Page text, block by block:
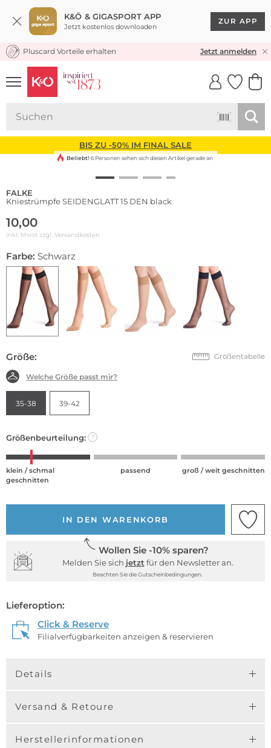
K&Ö & GIGASPORT APP
Jetzt kostenlos downloaden
ZUR APP
KOSTENLOSER VERSAND* & RÜCKVERSAND
Pluscard Vorteile erhalten Jetzt anmelden
UNSERE APP
CLICK &
BIS ZU -50% IM FINAL SALE
Beliebt! 6 Personen sehen sich diesen Artikel gerade an
FALKE
Kniestrümpfe SEIDENGLATT 15 DEN black
10,00
inkl. Mwst zzgl. Versandkosten
Farbe: Schwarz
Größe: Größentabelle
Welche Größe passt mir?
35-38 39-42
Größenbeurteilung: ?
klein / schmal
geschnitten
passend groß / weit geschnitten
IN DEN WARENKORB
Wollen Sie -10% sparen?
Melden Sie sich jetzt für den Newsletter an.
Beachten Sie die Gutscheinbedingungen.
Lieferoption:
Click & Reserve
Filialverfügbarkeiten anzeigen & reservieren
Details
Versand & Retoure
Herstellerinformationen